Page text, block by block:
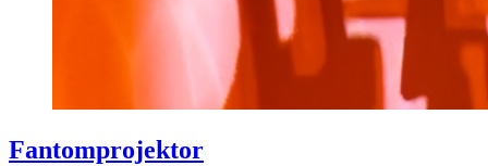
Fantomprojektor